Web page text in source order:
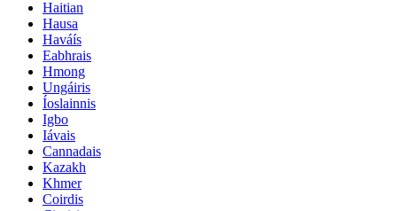
Haitian
Hausa
Haváís
Eabhrais
Hmong
Ungáiris
Íoslainnis
Igbo
Iávais
Cannadais
Kazakh
Khmer
Coirdis